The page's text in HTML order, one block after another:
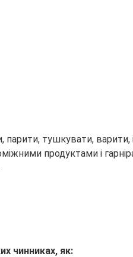
тушкувати,
продуктами і
чинниках, як: